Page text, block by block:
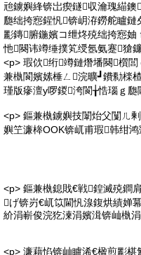
兘鐪嬩綘锛岀瘈鐩収瀹瑰緢鐭
瓟绌挎惌鍟忛锛岄洊鐒舵矑
彲鏄腑鍦嬪コ绁炵殑绌挎惌
忚闋讳竴缍撲笂绶氬氨蹇獊
<p> 瑕佽绗竴鏈熸墦闋櫍
兼槸閬嬪嫊棰ㄥ浣曠┛鐨勬檪
瑾版瘮澶у啰鍐洿閬╁悎瑙ｇ
<p> 鏂兼槸鐪嬩技闈炲父闅ㄦ
嬩笁濂桳OOK锛屼甫瑕韩绀
<p> 鏂兼槸鎴戝€戦鍠滅殑鐧
げ锛岃€屼笖閫忛湶鍑烘績婵
紒涓嶄俊浣犵湅涓嬪湒锛屾槸
<p> 濂藉惂锛屾矑浠€楹煎彲